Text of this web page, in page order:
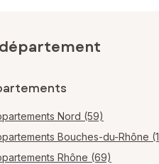
Nord (59)
Bouches-du-Rhône
Rhône (69)